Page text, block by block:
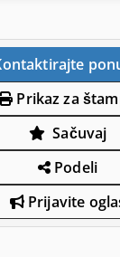
Prikaz za
Sačuvaj
Podeli
Prijavite